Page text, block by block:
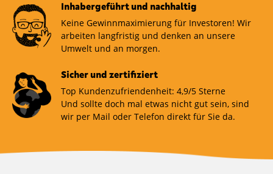
Inhabergeführt und nachhaltig
Keine Gewinnmaximierung für Investoren! Wir
arbeiten langfristig und denken an unsere
Umwelt und an morgen.
Sicher und zertifiziert
Top Kundenzufriendenheit: 4,9/5 Sterne
Und sollte doch mal etwas nicht gut sein, sind
wir per Mail oder Telefon direkt für Sie da.